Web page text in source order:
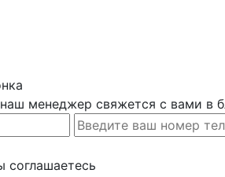
наш менеджер свяжется с вами в
соглашаетесь